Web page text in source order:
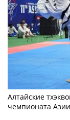
Алтайские
чемпионата